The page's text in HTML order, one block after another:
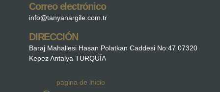
Correo electrónico
info@tanyanargile.com.tr
DIRECCIÓN
Baraj Mahallesi Hasan Polatkan Caddesi No:47 07320
Kepez Antalya TURQUÍA
pagina de inicio